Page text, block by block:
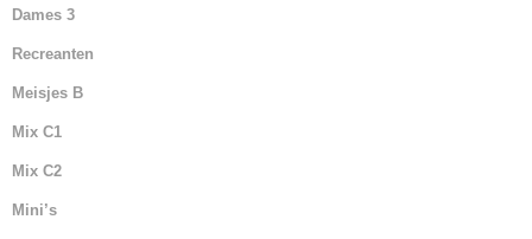
Dames 3
Recreanten
Meisjes B
Mix C1
Mix C2
Mini’s